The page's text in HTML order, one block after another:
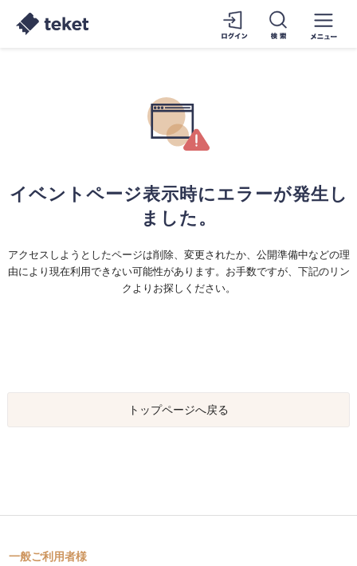
イベントページ表示時にエラーが発生し
ました。
アクセスしようとしたページは削除、変更されたか、公開準備中などの理
由により現在利用できない可能性があります。お手数ですが、下記のリン
クよりお探しください。
トップページへ戻る
一般ご利用者様